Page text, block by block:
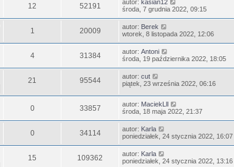
12 52191 autor: kasian12
środa, 7 grudnia 2022, 09:15
1 20009 autor: Berek
wtorek, 8 listopada 2022, 12:06
4 31384 autor: Antoni
środa, 19 października 2022, 18:05
21 95544 autor: cut
piątek, 23 września 2022, 06:16
0 33857 autor: MaciekLll
środa, 18 maja 2022, 21:37
0 34114 autor: Karla
poniedziałek, 24 stycznia 2022, 16:07
15 109362 autor: Karla
poniedziałek, 24 stycznia 2022, 13:16